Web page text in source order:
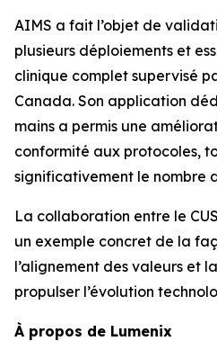
AIMS a fait l’objet de
plusieurs déploiements et
clinique complet supervisé
Canada. Son application
mains a permis une
conformité aux protocoles,
significativement le nombre
La collaboration entre le
un exemple concret de la
l’alignement des valeurs et
propulser l’évolution
À propos de Lumenix